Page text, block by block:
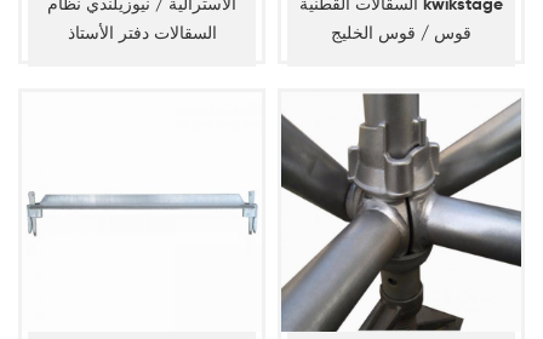
الأسترالية / نيوزيلندي نظام
السقالات دفتر الأستاذ
السقالات القطنية kwikstage
قوس / قوس الخليج